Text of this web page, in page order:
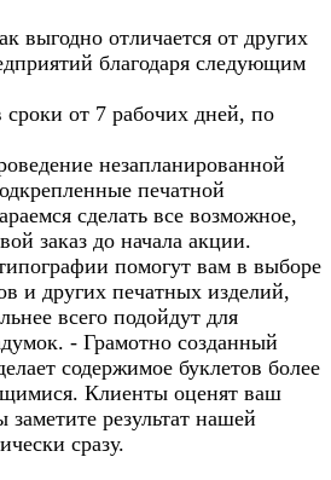
выгодно отличается от других
благодаря следующим
сроки от 7 рабочих дней, по
незапланированной
печатной
сделать все возможное,
заказ до начала акции.
помогут вам в выборе
и других печатных изделий,
всего подойдут для
- Грамотно созданный
содержимое буклетов более
Клиенты оценят ваш
результат нашей
сразу.